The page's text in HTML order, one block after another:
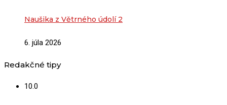
Naušika z Větrného údolí 2
6. júla 2026
Redakčné tipy
10.0